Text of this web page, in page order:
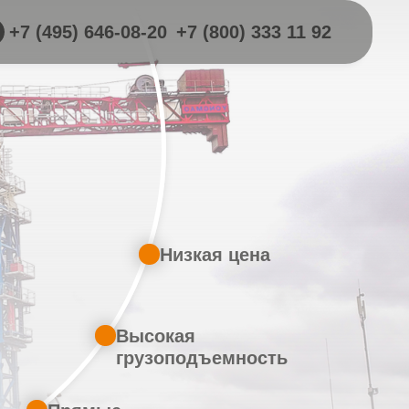
+7 (495) 646-08-20 +7 (800) 333 11 92
Высокая
грузоподъемность
Низкая цена